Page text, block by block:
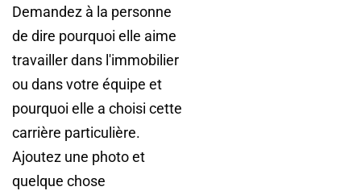
Demandez à la personne
de dire pourquoi elle aime
travailler dans l'immobilier
ou dans votre équipe et
pourquoi elle a choisi cette
carrière particulière.
Ajoutez une photo et
quelque chose